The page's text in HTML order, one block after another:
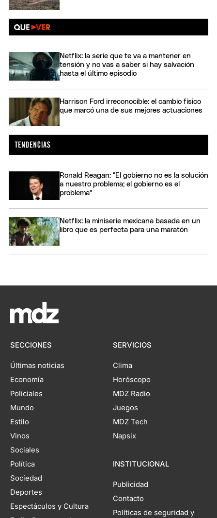
Netflix: la serie que te va a mantener en
tensión y no vas a saber si hay salvación
hasta el último episodio
Harrison Ford irreconocible: el cambio físico
que marcó una de sus mejores actuaciones
Ronald Reagan: "El gobierno no es la solución
a nuestro problema; el gobierno es el
problema"
Netflix: la miniserie mexicana basada en un
libro que es perfecta para una maratón
SECCIONES
Últimas noticias
Economía
Policiales
Mundo
Estilo
Vinos
Sociales
Política
Sociedad
Deportes
Espectáculos y Cultura
SERVICIOS
Clima
Horóscopo
MDZ Radio
Juegos
MDZ Tech
Napsix
INSTITUCIONAL
Publicidad
Contacto
Políticas de seguridad y